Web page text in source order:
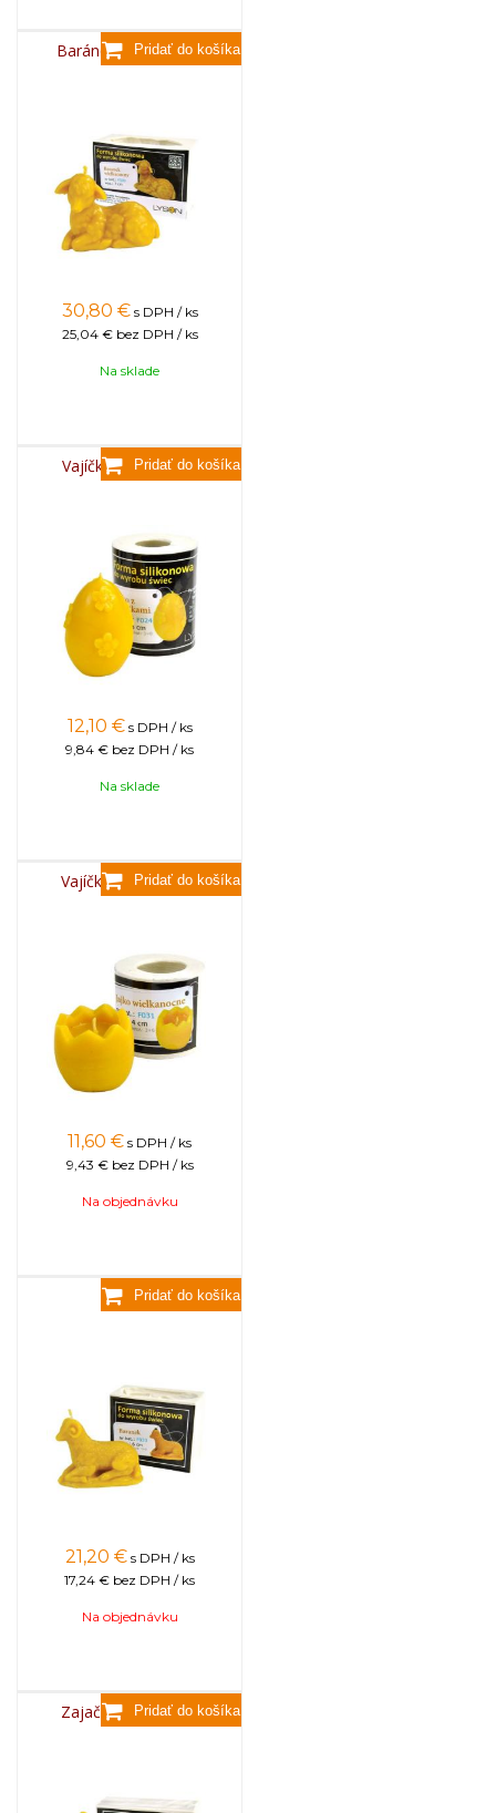
Baránok veľkonočný
30,80 € s DPH / ks
25,04 € bez DPH / ks
Na sklade
Vajíčko s kvietkami
12,10 € s DPH / ks
9,84 € bez DPH / ks
Na sklade
Vajíčko veľkonočné
11,60 € s DPH / ks
9,43 € bez DPH / ks
Na objednávku
Baránok
21,20 € s DPH / ks
17,24 € bez DPH / ks
Na objednávku
Zajačik veľkonočný